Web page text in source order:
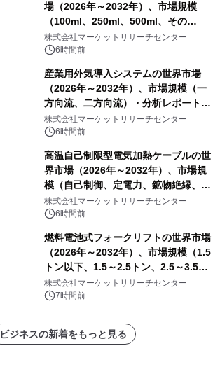
場（2026年～2032年）、市場規模
（100ml、250ml、500ml、その
他）・分析レポートを発表
株式会社マーケットリサーチセンター
6時間前
産業用外気導入システムの世界市場
（2026年～2032年）、市場規模（一
方向流、二方向流）・分析レポートを
発表
株式会社マーケットリサーチセンター
6時間前
高温自己制限型電気加熱ケーブルの世
界市場（2026年～2032年）、市場規
模（自己制御、定電力、鉱物絶縁、表
皮効果）・分析レポートを発表
株式会社マーケットリサーチセンター
6時間前
燃料電池式フォークリフトの世界市場
（2026年～2032年）、市場規模（1.5
トン以下、1.5～2.5トン、2.5～3.5ト
ン、3.5～5.0トン、その他）・分析レ
ポートを発表
株式会社マーケットリサーチセンター
7時間前
ビジネスの新着をもっと見る